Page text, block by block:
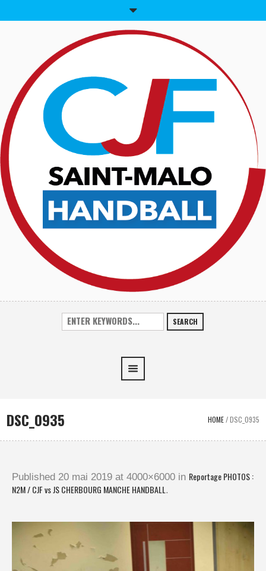
SEARCH
DSC_0935 HOME/DSC_0935
Published 20 mai 2019 at 4000×6000 in Reportage PHOTOS :
N2M / CJF vs JS CHERBOURG MANCHE HANDBALL .